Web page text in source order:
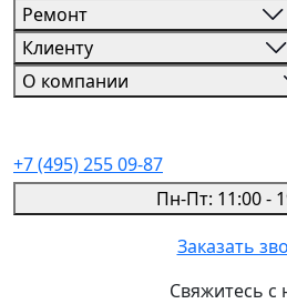
Ремонт
Клиенту
О компании
+7 (495) 255 09-87
Пн-Пт: 11:00 -
Заказать
Свяжитесь с